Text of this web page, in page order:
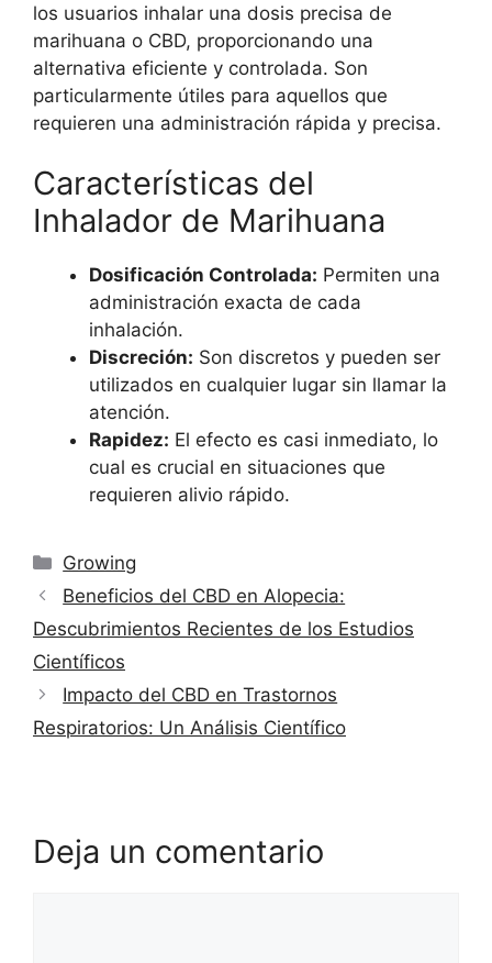
los usuarios inhalar una dosis precisa de
marihuana o CBD, proporcionando una
alternativa eficiente y controlada. Son
particularmente útiles para aquellos que
requieren una administración rápida y precisa.
Características del
Inhalador de Marihuana
Dosificación Controlada: Permiten una
administración exacta de cada
inhalación.
Discreción: Son discretos y pueden ser
utilizados en cualquier lugar sin llamar la
atención.
Rapidez: El efecto es casi inmediato, lo
cual es crucial en situaciones que
requieren alivio rápido.
Categorías
Growing
Beneficios del CBD en Alopecia:
Descubrimientos Recientes de los Estudios
Científicos
Impacto del CBD en Trastornos
Respiratorios: Un Análisis Científico
Deja un comentario